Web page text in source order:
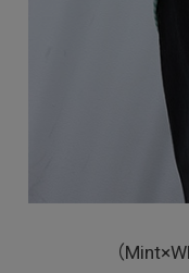
（